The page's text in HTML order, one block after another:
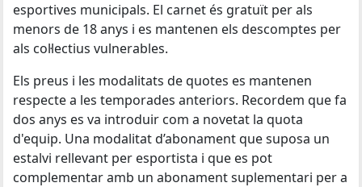
esportives municipals. El carnet és gratuït per als
menors de 18 anys i es mantenen els descomptes per
als col·lectius vulnerables.
Els preus i les modalitats de quotes es mantenen
respecte a les temporades anteriors. Recordem que fa
dos anys es va introduir com a novetat la quota
d'equip. Una modalitat d’abonament que suposa un
estalvi rellevant per esportista i que es pot
complementar amb un abonament suplementari per a